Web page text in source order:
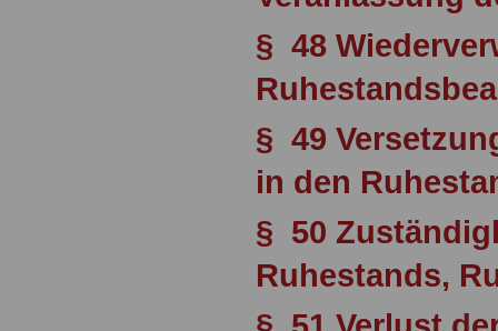
§ 48
§ 49
in den
§ 50
Ruhestands,